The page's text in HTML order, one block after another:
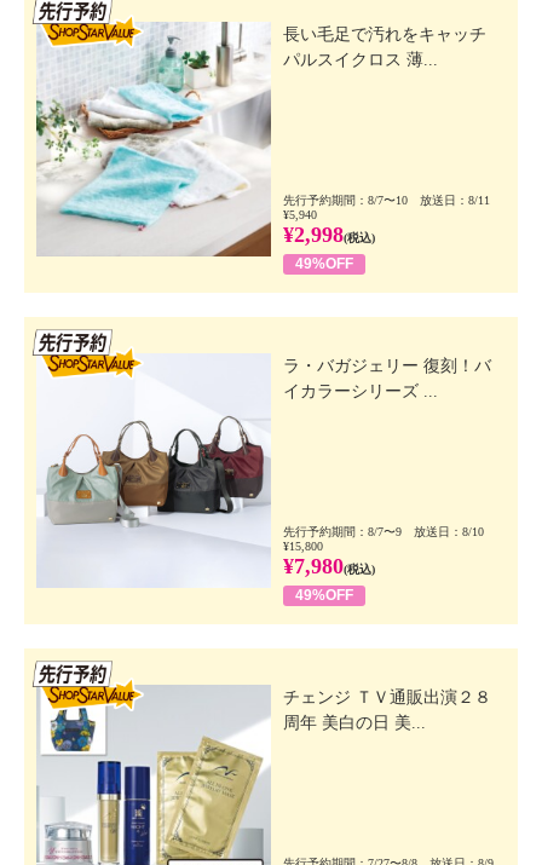
長い毛足で汚れをキャッチ
パルスイクロス 薄...
先行予約期間：8/7〜10 放送日：8/11
¥5,940
¥2,998(税込)
49%OFF
ラ・バガジェリー 復刻！バ
イカラーシリーズ ...
先行予約期間：8/7〜9 放送日：8/10
¥15,800
¥7,980(税込)
49%OFF
チェンジ ＴＶ通販出演２８
周年 美白の日 美...